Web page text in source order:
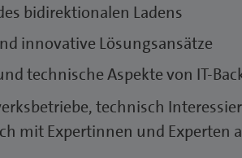
bidirektionalen Ladens
innovative Lösungsansätze
technische Aspekte von IT-
technisch
mit Expertinnen und